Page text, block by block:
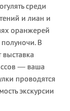
среди
и лиан и
оранжерей
В
— ваша
проводятся
экскурсии